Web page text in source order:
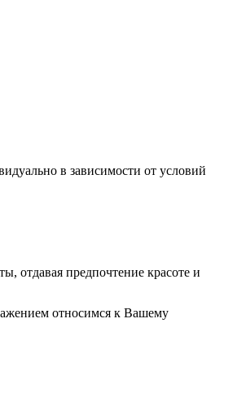
в зависимости от условий
отдавая предпочтение красоте и
относимся к Вашему